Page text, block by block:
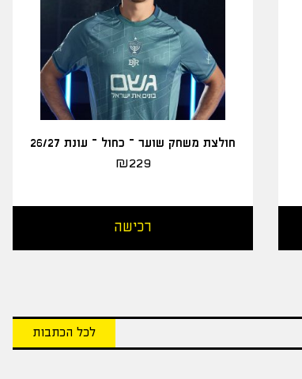
חולצת משחק שוער – כחול – עונת 26/27
₪229
רכישה
לכל הכתבות